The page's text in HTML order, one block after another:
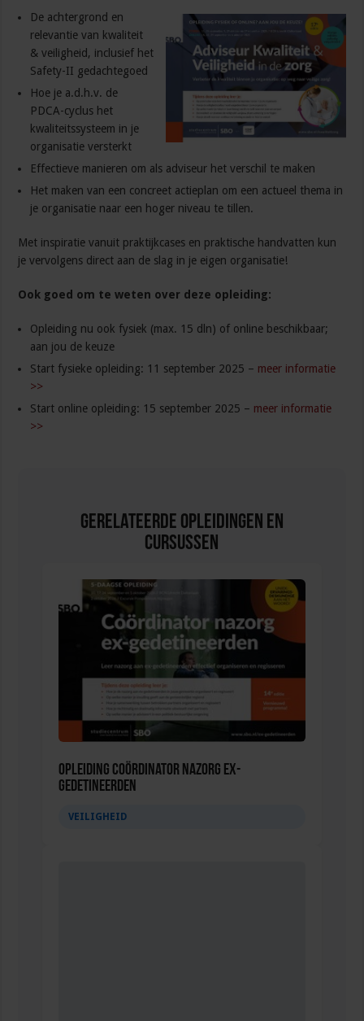
De achtergrond en
relevantie van kwaliteit
& veiligheid, inclusief het
Safety-II gedachtegoed
Hoe je a.d.h.v. de
PDCA-cyclus het
kwaliteitssysteem in je
organisatie versterkt
Effectieve manieren om als adviseur het verschil te maken
Het maken van een concreet actieplan om een actueel thema in
je organisatie naar een hoger niveau te tillen.
Met inspiratie vanuit praktijkcases en praktische handvatten kun
je vervolgens direct aan de slag in je eigen organisatie!
Ook goed om te weten over deze opleiding:
Opleiding nu ook fysiek (max. 15 dln) of online beschikbaar;
aan jou de keuze
Start fysieke opleiding: 11 september 2025 – meer informatie
>>
Start online opleiding: 15 september 2025 – meer informatie
>>
Gerelateerde Opleidingen en
Cursussen
Opleiding Coördinator nazorg ex-
gedetineerden
VEILIGHEID